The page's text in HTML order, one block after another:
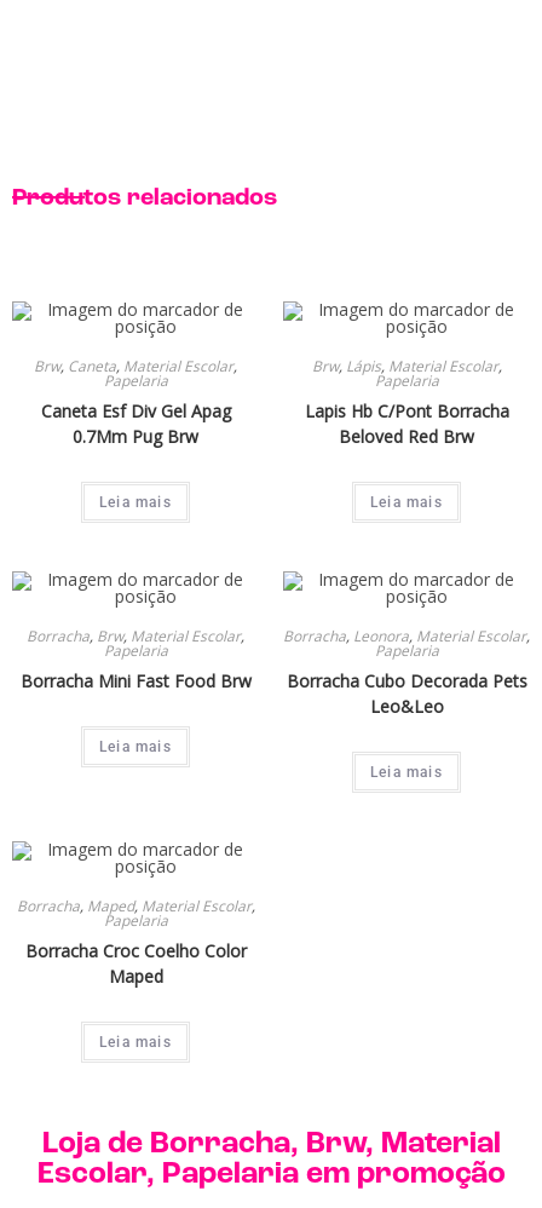
Produtos relacionados
Brw, Caneta, Material Escolar,
Papelaria
Caneta Esf Div Gel Apag
0.7Mm Pug Brw
Leia mais
Brw, Lápis, Material Escolar,
Papelaria
Lapis Hb C/Pont Borracha
Beloved Red Brw
Leia mais
Borracha, Brw, Material Escolar,
Papelaria
Borracha Mini Fast Food Brw
Leia mais
Borracha, Leonora, Material Escolar,
Papelaria
Borracha Cubo Decorada Pets
Leo&Leo
Leia mais
Borracha, Maped, Material Escolar,
Papelaria
Borracha Croc Coelho Color
Maped
Leia mais
Loja de Borracha, Brw, Material
Escolar, Papelariaem promoção